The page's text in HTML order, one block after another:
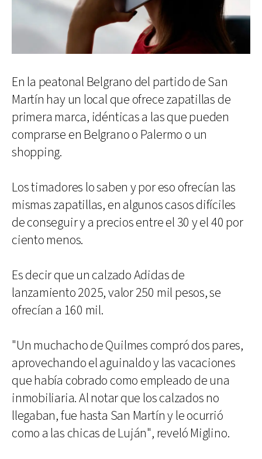
En la peatonal Belgrano del partido de San
Martín hay un local que ofrece zapatillas de
primera marca, idénticas a las que pueden
comprarse en Belgrano o Palermo o un
shopping.
Los timadores lo saben y por eso ofrecían las
mismas zapatillas, en algunos casos difíciles
de conseguir y a precios entre el 30 y el 40 por
ciento menos.
Es decir que un calzado Adidas de
lanzamiento 2025, valor 250 mil pesos, se
ofrecían a 160 mil.
"Un muchacho de Quilmes compró dos pares,
aprovechando el aguinaldo y las vacaciones
que había cobrado como empleado de una
inmobiliaria. Al notar que los calzados no
llegaban, fue hasta San Martín y le ocurrió
como a las chicas de Luján", reveló Miglino.